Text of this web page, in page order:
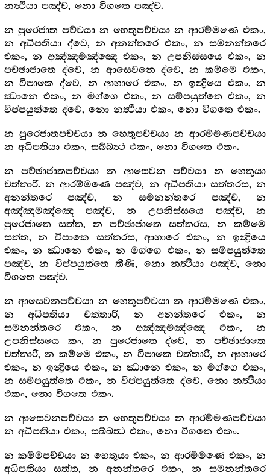
නත්‍ථියා පඤ්ච, නො විගතෙ පඤ්ච.
න පුරෙජාත පච්චයා න හෙතුපච්චයා න ආරම්මණෙ එකං,
න අධිපතියා ද්වෙ, න අනන්තරෙ එකං, න සමනන්තරෙ
එකං, න අඤ්ඤමඤ්ඤෙ එකං, න උපනිස්සයෙ එකං, න
පච්ඡාජාතෙ ද්වෙ, න ආසෙවනෙ ද්වෙ, න කම්මෙ එකං,
න විපාකෙ ද්වෙ, න ආහාරෙ එකං, න ඉන්‍ද්‍රියෙ එකං, න
ඣානෙ එකං, න මග්ගෙ එකං, න සම්පයුත්තෙ එකං, න
විප්පයුත්තෙ ද්වෙ, නො නත්‍ථියා එකං, නො විගතෙ එකං.
න පුරෙජාතපච්චයා න හෙතුපච්චයා න ආරම්මණපච්චයා
න අධිපතියා එකං, සබ්බත්‍ථ එකං, නො විගතෙ එකං.
න පච්ඡාජාතපච්චයා න ආසෙවන පච්චයා න හෙතුයා
චත්තාරි. න ආරම්මණෙ පඤ්ච, න අධිපතියා සත්තරස, න
අනන්තරෙ පඤ්ච, න සමනන්තරෙ පඤ්ච, න
අඤ්ඤමඤ්ඤෙ පඤ්ච, න උපනිස්සයෙ පඤ්ච, න
පුරෙජාතෙ සත්ත, න පච්ඡාජාතෙ සත්තරස, න කම්මෙ
සත්ත, න විපාකෙ සත්තරස, ආහාරෙ එකං, න ඉන්‍ද්‍රියෙ
එකං, න ඣානෙ එකං, න මග්ගෙ එකං, න සම්පයුත්තෙ
පඤ්ච, න විප්පයුත්තෙ තීණි, නො නත්‍ථියා පඤ්ච, නො
විගතෙ පඤ්ච.
න ආසෙවනපච්චයා න හෙතුපච්චයා න ආරම්මණෙ එකං,
න අධිපතියා චත්තාරි, න අනන්තරෙ එකං, න
සමනන්තරෙ එකං, න අඤ්ඤමඤ්ඤෙ එකං, න
උපනිස්සයෙ කං, න පුරෙජාතෙ ද්වෙ, න පච්ඡාජාතෙ
චත්තාරි, න කම්මෙ එකං, න විපාකෙ චත්තාරි, න ආහාරෙ
එකං, න ඉන්‍ද්‍රියෙ එකං, න ඣානෙ එකං, න මග්ගෙ එකං,
න සම්පයුත්තෙ එකං, න විප්පයුත්තෙ ද්වෙ, නො නත්‍ථියා
එකං, නො විගතෙ එකං.
න ආසෙවනපච්චයා න හෙතුපච්චයා න ආරම්මණපච්චයා
න අධිපතියා එකං, සබ්බත්‍ථ එකං, නො විගතෙ එකං.
න කම්මපච්චයා න හෙතුයා එකං, න ආරම්මණෙ එකං, න
අධිපතියා සත්ත, න අනන්තරෙ එකං, න සමනන්තරෙ